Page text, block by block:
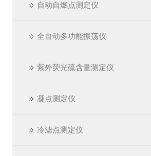
自动自燃点测定仪
全自动多功能振荡仪
紫外荧光硫含量测定仪
凝点测定仪
冷滤点测定仪